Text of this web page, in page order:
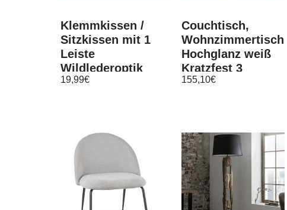
Klemmkissen /
Sitzkissen mit 1
Leiste
Wildlederoptik
made in Germany
19,99€
Couchtisch,
Wohnzimmertisch,
Hochglanz weiß
Kratzfest 3
verschiedene
155,10€